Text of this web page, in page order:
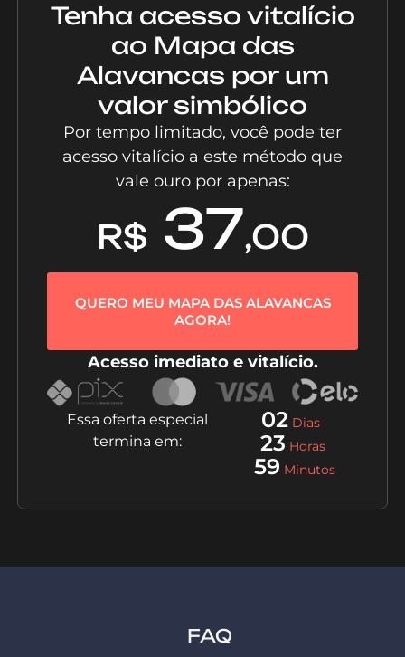
Tenha acesso vitalício
ao Mapa das
Alavancas por um
valor simbólico
Por tempo limitado, você pode ter
acesso vitalício a este método que
vale ouro por apenas:
R$ 37,00
QUERO MEU MAPA DAS ALAVANCAS
AGORA!
Acesso imediato e vitalício.
Essa oferta especial
termina em:
02 Dias
23 Horas
59 Minutos
FAQ